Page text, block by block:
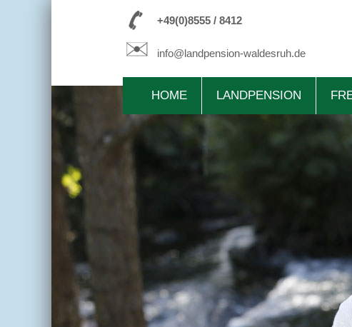
+49(0)8555 / 8412
info@landpension-waldesruh.de
HOME LANDPENSION